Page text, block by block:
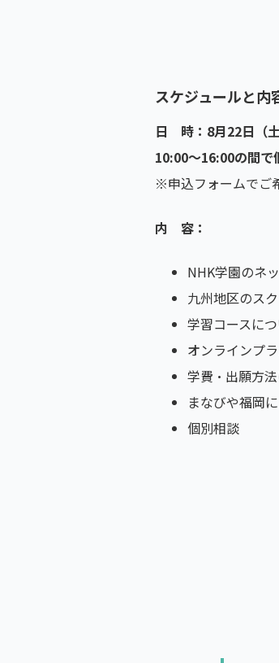
スケジュールと内
日 時：8月22日（
10:00～16:00の間で
※申込フォームでご
内 容：
NHK学園のネ
九州地区のス
学習コースに
オンラインプ
学費・出願方
まなびや福岡
個別相談